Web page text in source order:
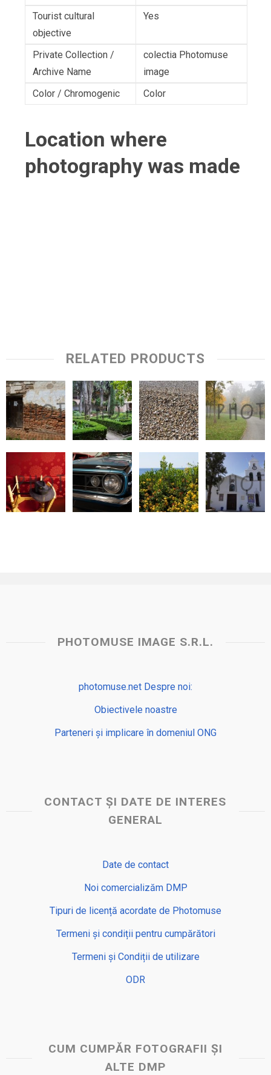
Tourist cultural
objective
Yes
Private Collection /
Archive Name
colectia Photomuse
image
Color / Chromogenic
Color
Location where
photography was made
RELATED PRODUCTS
PHOTOMUSE IMAGE S.R.L.
photomuse.net Despre noi:
Obiectivele noastre
Parteneri și implicare în domeniul ONG
CONTACT ȘI DATE DE INTERES
GENERAL
Date de contact
Noi comercializăm DMP
Tipuri de licență acordate de Photomuse
Termeni și condiții pentru cumpărători
Termeni și Condiții de utilizare
ODR
CUM CUMPĂR FOTOGRAFII ȘI
ALTE DMP